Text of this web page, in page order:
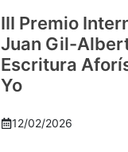
III Premio
Juan Gil-
Escritura
Yo
12/02/2026